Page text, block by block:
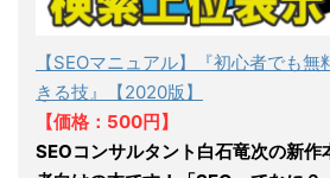
【SEOマニュアル】『初心者でも
きる技』【2020版】
【価格：500円】
SEOコンサルタント白石竜次の新作